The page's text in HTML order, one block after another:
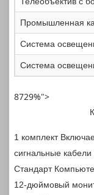
Промышленная
Система
Система
8729%">
1 комплект
сигнальные кабели
Стандарт
12-дюймовый